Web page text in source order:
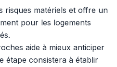
risques matériels et offre un
pour les logements
aide à mieux anticiper
étape consistera à établir